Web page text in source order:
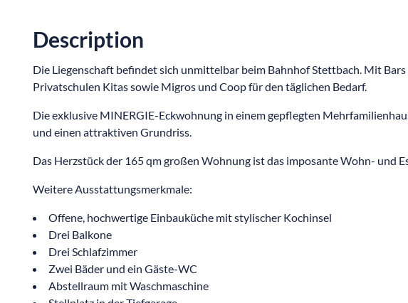
Description
Die Liegenschaft befindet sich unmittelbar beim Bahnhof Stettbach. Mit
Privatschulen Kitas sowie Migros und Coop für den täglichen Bedarf.
Die exklusive MINERGIE-Eckwohnung in einem gepflegten
und einen attraktiven Grundriss.
Das Herzstück der 165 qm großen Wohnung ist das imposante Wohn- und
Weitere Ausstattungsmerkmale:
Offene, hochwertige Einbauküche mit stylischer Kochinsel
Drei Balkone
Drei Schlafzimmer
Zwei Bäder und ein Gäste-WC
Abstellraum mit Waschmaschine